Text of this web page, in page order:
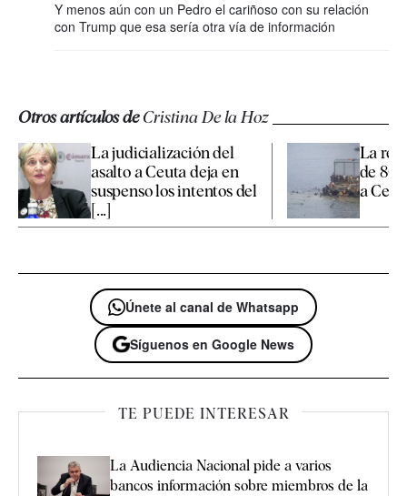
Y menos aún con un Pedro el cariñoso con su relación
con Trump que esa sería otra vía de información
Otros artículos deCristina De la Hoz
La judicialización del
asalto a Ceuta deja en
suspenso los intentos del
[...]
La
de
a
Únete al canal de Whatsapp
Síguenos en Google News
TE PUEDE INTERESAR
La Audiencia Nacional pide a varios
bancos información sobre miembros de la